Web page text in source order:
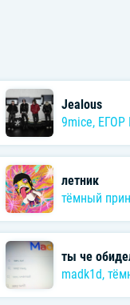
Jealous
9mice, ЕГОР
летник
тёмный
ты че
madk1d,